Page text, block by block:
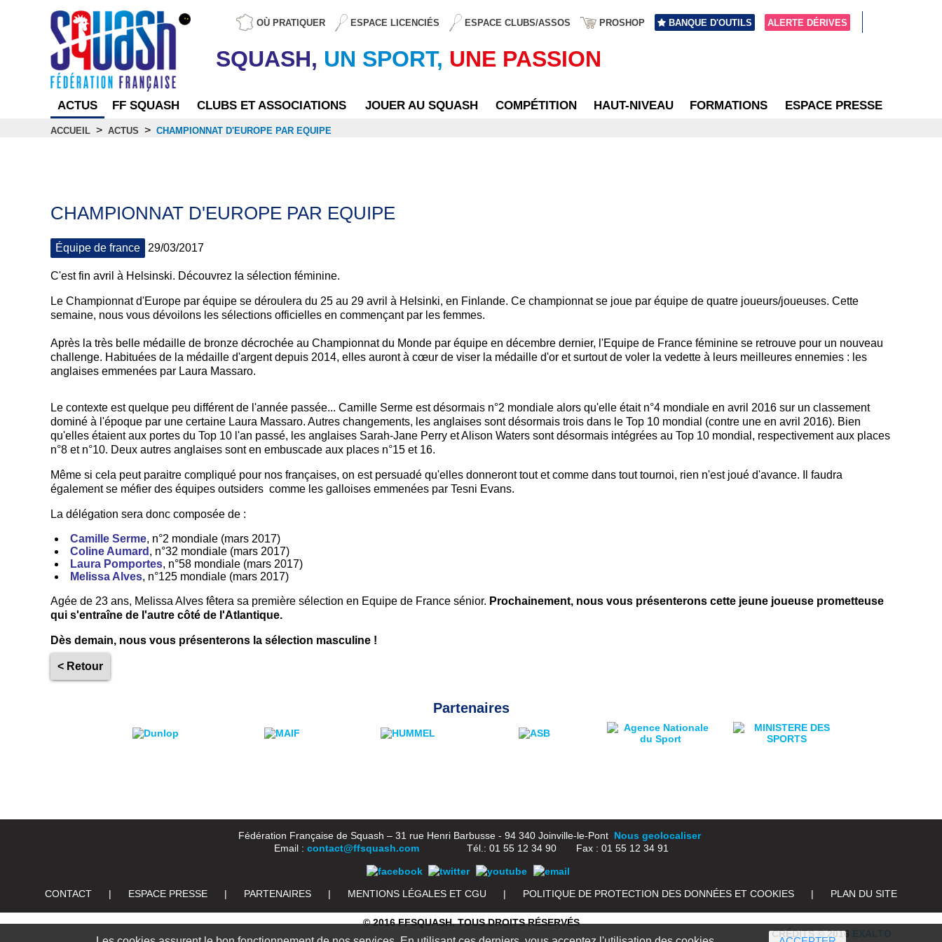
OÙ PRATIQUER ESPACE LICENCIÉS ESPACE CLUBS/ASSOS PROSHOP BANQUE D'OUTILS ALERTE DÉRIVES
SQUASH, UN SPORT, UNE PASSION
ACTUS FF SQUASH CLUBS ET ASSOCIATIONS JOUER AU SQUASH COMPÉTITION HAUT-NIVEAU FORMATIONS ESPACE PRESSE
ACCUEIL > ACTUS > CHAMPIONNAT D'EUROPE PAR EQUIPE
CHAMPIONNAT D'EUROPE PAR EQUIPE
Équipe de france 29/03/2017
C'est fin avril à Helsinski. Découvrez la sélection féminine.
Le Championnat d'Europe par équipe se déroulera du 25 au 29 avril à Helsinki, en Finlande. Ce championnat se joue par équipe de quatre joueurs/joueuses. Cette
semaine, nous vous dévoilons les sélections officielles en commençant par les femmes.
Après la très belle médaille de bronze décrochée au Championnat du Monde par équipe en décembre dernier, l'Equipe de France féminine se retrouve pour un nouveau
challenge. Habituées de la médaille d'argent depuis 2014, elles auront à cœur de viser la médaille d'or et surtout de voler la vedette à leurs meilleures ennemies : les
anglaises emmenées par Laura Massaro.
Le contexte est quelque peu différent de l'année passée... Camille Serme est désormais n°2 mondiale alors qu'elle était n°4 mondiale en avril 2016 sur un classement
dominé à l'époque par une certaine Laura Massaro. Autres changements, les anglaises sont désormais trois dans le Top 10 mondial (contre une en avril 2016). Bien
qu'elles étaient aux portes du Top 10 l'an passé, les anglaises Sarah-Jane Perry et Alison Waters sont désormais intégrées au Top 10 mondial, respectivement aux places
n°8 et n°10. Deux autres anglaises sont en embuscade aux places n°15 et 16.
Même si cela peut paraitre compliqué pour nos françaises, on est persuadé qu'elles donneront tout et comme dans tout tournoi, rien n'est joué d'avance. Il faudra
également se méfier des équipes outsiders comme les galloises emmenées par Tesni Evans.
La délégation sera donc composée de :
Camille Serme, n°2 mondiale (mars 2017)
Coline Aumard , n°32 mondiale (mars 2017)
Laura Pomportes, n°58 mondiale (mars 2017)
Melissa Alves, n°125 mondiale (mars 2017)
Agée de 23 ans, Melissa Alves fêtera sa première sélection en Equipe de France sénior. Prochainement, nous vous présenterons cette jeune joueuse prometteuse
qui s'entraîne de l'autre côté de l'Atlantique.
Dès demain, nous vous présenterons la sélection masculine !
< Retour
Partenaires
Fédération Française de Squash – 31 rue Henri Barbusse - 94 340 Joinville-le-Pont Nous geolocaliser
Email : contact@ffsquash.comTél.: 01 55 12 34 90 Fax : 01 55 12 34 91
CONTACT | ESPACE PRESSE | PARTENAIRES | MENTIONS LÉGALES ET CGU | POLITIQUE DE PROTECTION DES DONNÉES ET COOKIES | PLAN DU SITE
© 2016 FFSQUASH. TOUS DROITS RÉSERVÉS
CRÉDITS © 2016 EXALTO